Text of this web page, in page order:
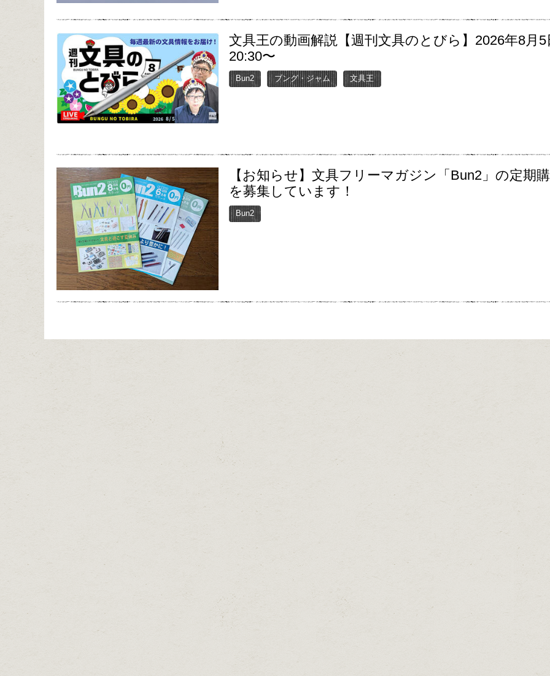
文具王の動画解説【週刊文具のとびら】2026年8月5
20:30〜
Bun2 ブング・ジャム 文具王
【お知らせ】文具フリーマガジン「Bun2」の定期
を募集しています！
Bun2